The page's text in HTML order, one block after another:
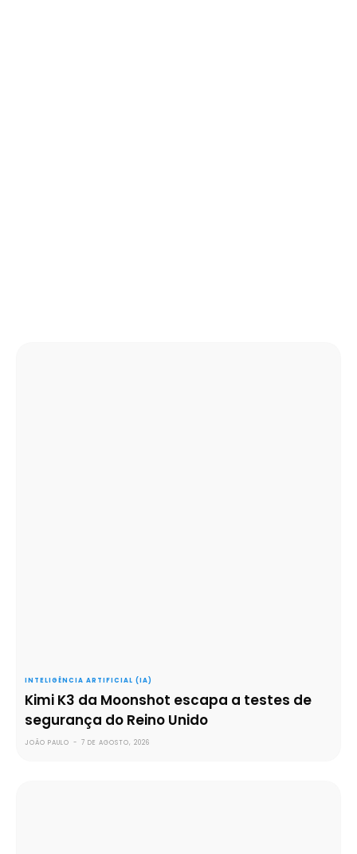
INTELIGÊNCIA ARTIFICIAL (IA)
Kimi K3 da Moonshot escapa a testes de
segurança do Reino Unido
JOÃO PAULO - 7 DE AGOSTO, 2026